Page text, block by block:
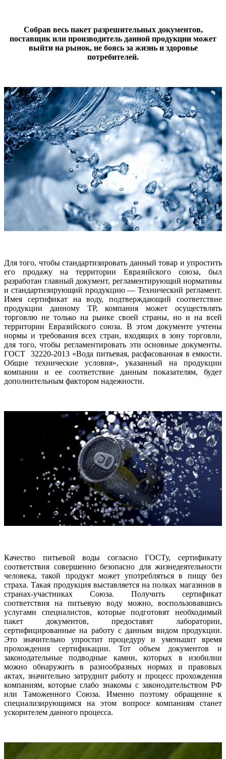
Собрав весь пакет разрешительных документов,
поставщик или производитель данной продукции может
выйти на рынок, не боясь за жизнь и здоровье
потребителей.
Для того, чтобы стандартизировать данный товар и упростить
его продажу на территории Евразийского союза, был
разработан главный документ, регламентирующий нормативы
и стандартизирующий продукцию — Технический регламент.
Имея сертификат на воду, подтверждающий соответствие
продукции данному ТР, компания может осуществлять
торговлю не только на рынке своей страны, но и на всей
территории Евразийского союза. В этом документе учтены
нормы и требования всех стран, входящих в зону торговли,
для того, чтобы регламентировать эти основные документы.
ГОСТ 32220-2013 «Вода питьевая, расфасованная в емкости.
Общие технические условия», указанный на продукции
компании и ее соответствие данным показателям, будет
дополнительным фактором надежности.
Качество питьевой воды согласно ГОСТу, сертификату
соответствия совершенно безопасно для жизнедеятельности
человека, такой продукт может употребляться в пищу без
страха. Такая продукция выставляется на полках магазинов в
странах-участниках Союза. Получить сертификат
соответствия на питьевую воду можно, воспользовавшись
услугами специалистов, которые подготовят необходимый
пакет документов, предоставят лаборатории,
сертифицированные на работу с данным видом продукции.
Это значительно упростит процедуру и уменьшит время
прохождения сертификации. Тот объем документов и
законодательные подводные камни, которых в изобилии
можно обнаружить в разнообразных нормах и правовых
актах, значительно затруднит работу и процесс прохождения
компаниям, которые слабо знакомы с законодательством РФ
или Таможенного Союза. Именно поэтому обращение к
специализирующимся на этом вопросе компаниям станет
ускорителем данного процесса.